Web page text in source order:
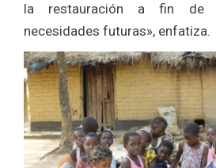
la restauración a fin de
necesidades futuras», enfatiza.